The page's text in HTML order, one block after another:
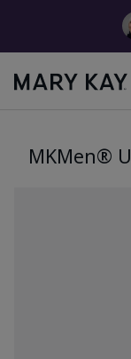
MKMen®